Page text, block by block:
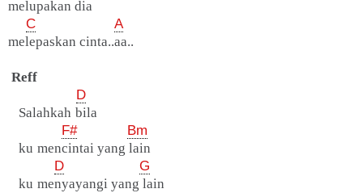
melupakan dia
C
A
melepaskan cinta..aa..
Reff
D
Salahkah bila
F#
Bm
ku mencintai yang lain
D
G
ku menyayangi yang lain